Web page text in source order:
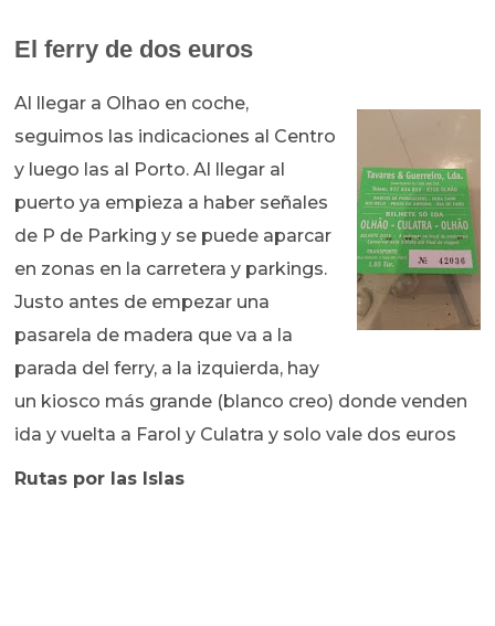
El ferry de dos euros
Al llegar a Olhao en coche,
seguimos las indicaciones al Centro
y luego las al Porto. Al llegar al
puerto ya empieza a haber señales
de P de Parking y se puede aparcar
en zonas en la carretera y parkings.
Justo antes de empezar una
pasarela de madera que va a la
parada del ferry, a la izquierda, hay
un kiosco más grande (blanco creo) donde venden
ida y vuelta a Farol y Culatra y solo vale dos euros
Rutas por las Islas